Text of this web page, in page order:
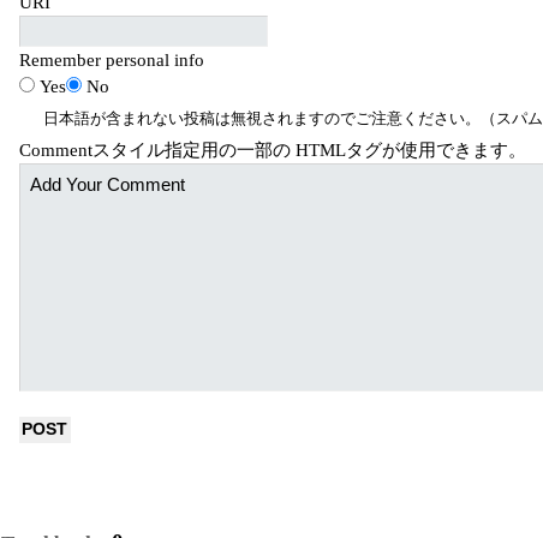
Remember personal info
Yes
No
日本語が含まれない投稿は無視されますのでご注意ください。（スパ
Commentスタイル指定用の一部の HTMLタグが使用できます。